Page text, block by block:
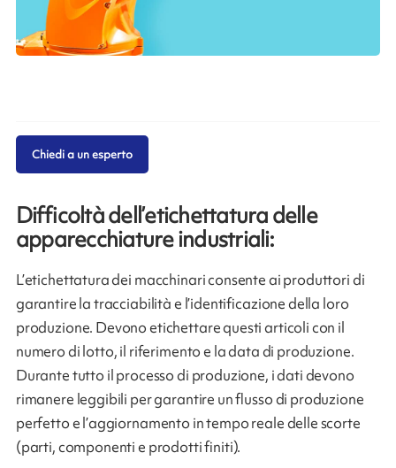
Difficoltà dell’etichettatura delle
apparecchiature industriali:
L’etichettatura dei macchinari consente ai produttori di
garantire la tracciabilità e l’identificazione della loro
produzione. Devono etichettare questi articoli con il
numero di lotto, il riferimento e la data di produzione.
Durante tutto il processo di produzione, i dati devono
rimanere leggibili per garantire un flusso di produzione
perfetto e l’aggiornamento in tempo reale delle scorte
(parti, componenti e prodotti finiti).
Chiedi a un esperto